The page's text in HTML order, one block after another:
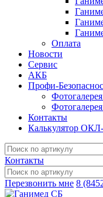
Оплата
Новости
Сервис
АКБ
Профи-
Контакты
Калькулятор
Контакты
Перезвонить мне 8